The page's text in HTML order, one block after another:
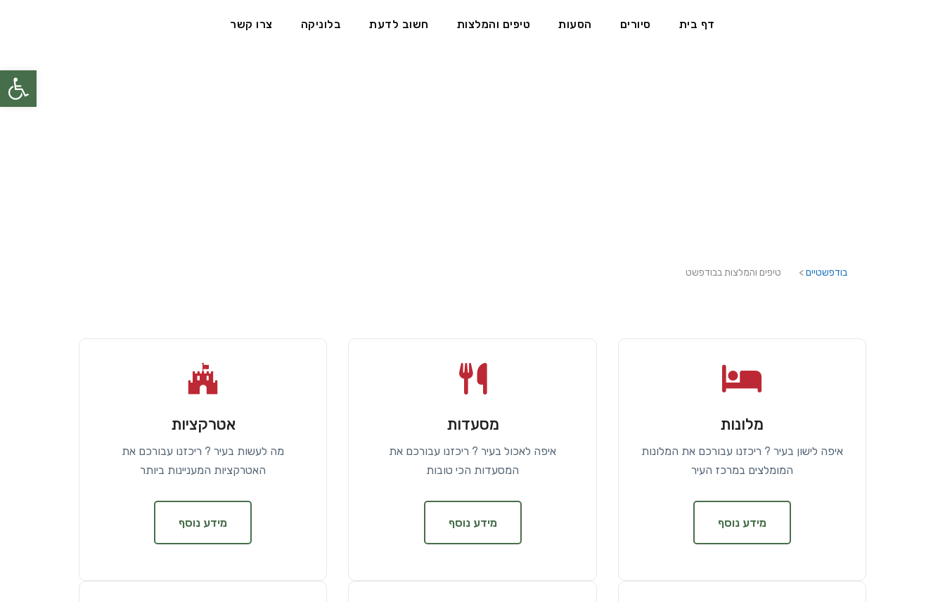
דף בית סיורים הסעות טיפים והמלצות חשוב לדעת בלוניקה צרו קשר
בודפשטיים> טיפים והמלצות בבודפשט
מלונות
איפה לישון בעיר ? ריכזנו עבורכם את המלונות
המומלצים במרכז העיר
מידע נוסף
מסעדות
איפה לאכול בעיר ? ריכזנו עבורכם את
המסעדות הכי טובות
מידע נוסף
אטרקציות
מה לעשות בעיר ? ריכזנו עבורכם את
האטרקציות המעניינות ביותר
מידע נוסף